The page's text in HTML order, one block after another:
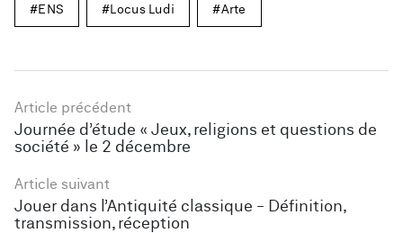
ENS Locus Ludi Arte
Article précédent
Journée d’étude « Jeux, religions et questions de
société » le 2 décembre
Article suivant
Jouer dans l’Antiquité classique - Définition,
transmission, réception